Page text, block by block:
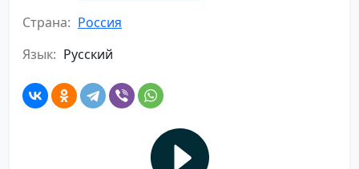
Страна: Россия
Язык: Русский